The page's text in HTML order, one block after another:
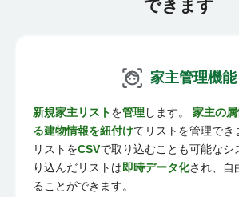
できます
家主管理機能
新規家主リストを管理します。 家主の
る建物情報を紐付けてリストを管理でき
リストをCSVで取り込むことも可能なシ
り込んだリストは即時データ化され、自
ることができます。